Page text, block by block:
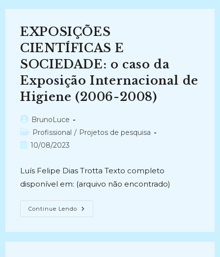
DAS
DO
TEMPO
E
DO
ESPAÇO
(2008-
2010)
EXPOSIÇÕES
CIENTÍFICAS E
SOCIEDADE: o caso da
Exposição Internacional de
Higiene (2006-2008)
Autor
do
post:
BrunoLuce
Categoria
do
Profissional / Projetos de pesquisa
Post10/08/2023
Luís Felipe Dias Trotta Texto completo
disponível em: (arquivo não encontrado)
Continue Lendo EXPOSIÇÕES
CIENTÍFICAS
Caso